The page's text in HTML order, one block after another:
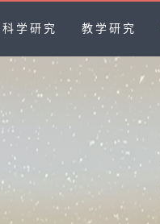
科学研究 教学研究